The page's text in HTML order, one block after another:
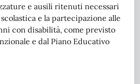
e ausili ritenuti necessari
e la partecipazione alle
con disabilità, come previsto
e dal Piano Educativo